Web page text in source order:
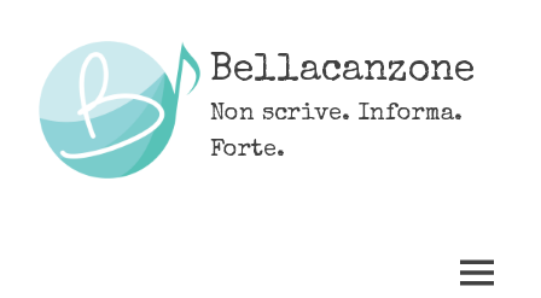
content
Bellacanzone
Non scrive. Informa.
Forte.
MENU